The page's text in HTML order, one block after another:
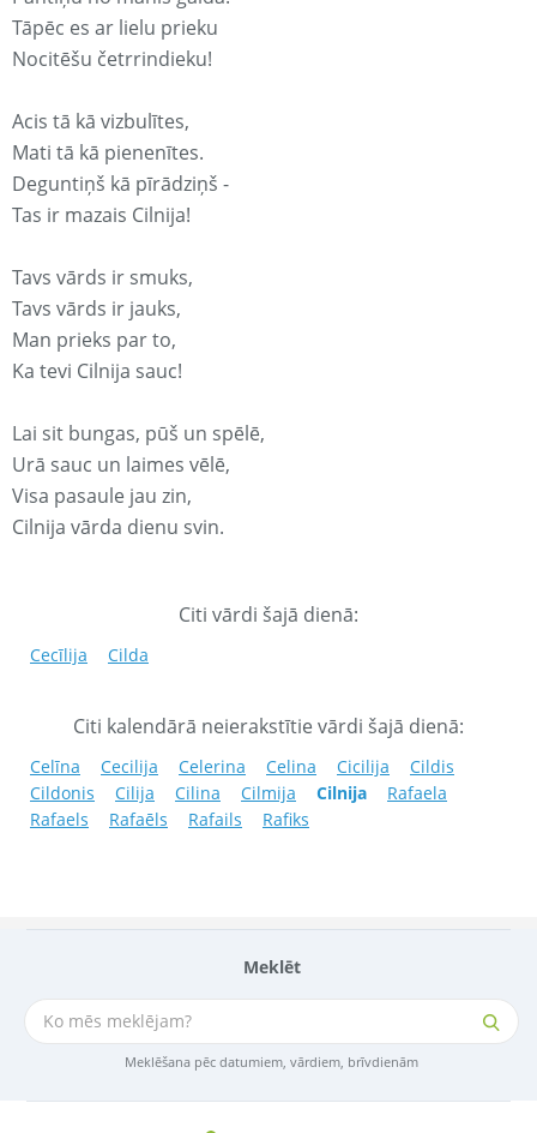
Meklēt
Meklēšana pēc datumiem, vārdiem, brīvdienām
Tāpēc es ar lielu prieku
Nocitēšu četrrindieku!
Acis tā kā vizbulītes,
Mati tā kā pienenītes.
Deguntiņš kā pīrādziņš -
Tas ir mazais Cilnija!
Tavs vārds ir smuks,
Tavs vārds ir jauks,
Man prieks par to,
Ka tevi Cilnija sauc!
Lai sit bungas, pūš un spēlē,
Urā sauc un laimes vēlē,
Visa pasaule jau zin,
Cilnija vārda dienu svin.
Citi vārdi šajā dienā:
Cecīlija Cilda
Citi kalendārā neierakstītie vārdi šajā dienā:
Celīna Cecilija Celerina Celina Cicilija
Cildis
Cildonis
Cilija Cilina Cilmija Cilnija
Rafaela
Rafaels
Rafaēls Rafails Rafiks